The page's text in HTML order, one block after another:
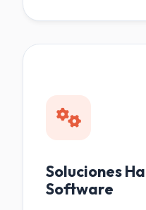
Soluciones
Software